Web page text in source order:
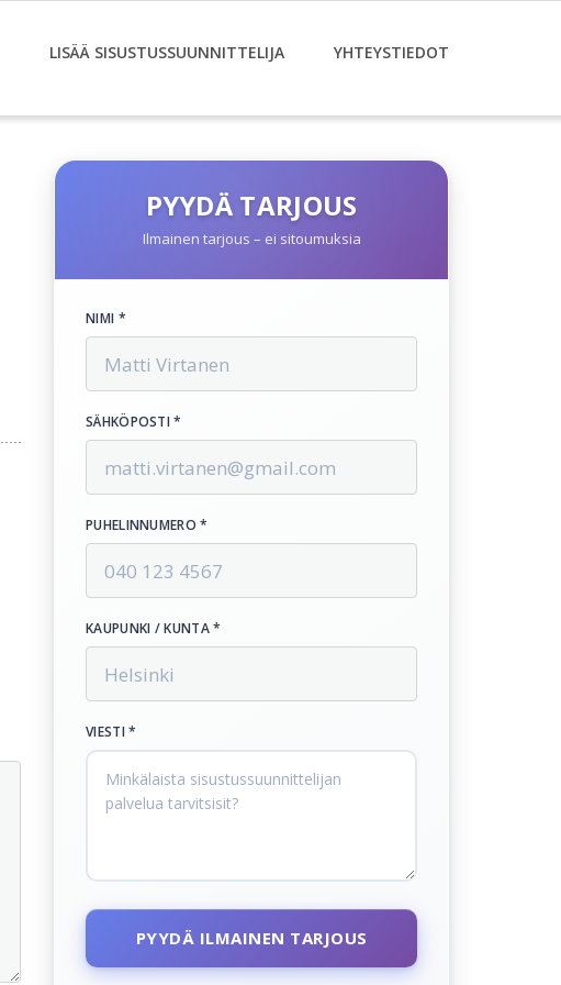
LISÄÄ SISUSTUSSUUNNITTELIJA YHTEYSTIEDOT
PYYDÄ TARJOUS
Ilmainen tarjous – ei sitoumuksia
NIMI *
SÄHKÖPOSTI *
PUHELINNUMERO *
KAUPUNKI / KUNTA *
VIESTI *
PYYDÄ ILMAINEN TARJOUS